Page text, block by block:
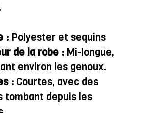
: Polyester et sequins
de la robe : Mi-longue,
environ les genoux.
: Courtes, avec des
tombant depuis les